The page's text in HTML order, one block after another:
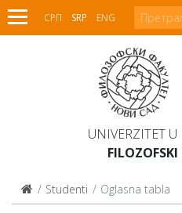
СРП SRP ENG
UNIVERZITET
Studenti Oglasna tabla